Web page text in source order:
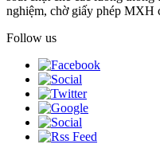
nghiệm, chờ giấy phép MXH
Follow us